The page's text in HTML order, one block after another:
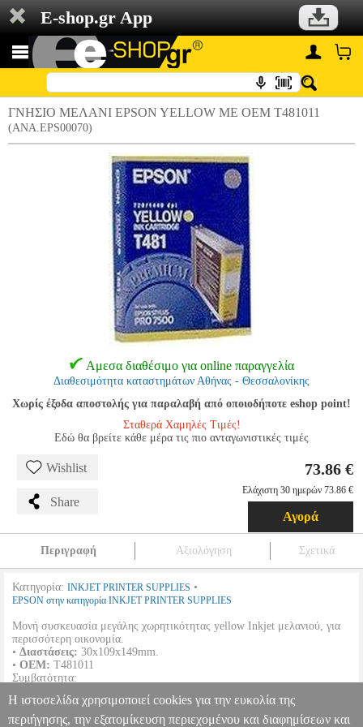
E-shop.gr App
ΓΝΗΣΙΟ ΜΕΛΑΝΙ EPSON YELLOW ΜΕ OEM T481011
(ANA.EPS00070)
Αμεσα διαθέσιμο για online παραγγελία
Διαθεσιμότητα καταστημάτων Αθήνας - Θεσσαλονίκης
Χωρίς έξοδα αποστολής για παραλαβή από οποιοδήποτε eshop point!
Σταθερά Χαμηλές Τιμές!
Εδώ θα βρείτε κάθε μέρα τις πιο ανταγωνιστικές τιμές
Wishlist
Share
73.86 €
Ελάχιστη 30 ημερών 73.86 €
Αγορά
Περιγραφή Αξιολόγηση Σχετικά
Κατηγορία: INKJET PRINTER SUPPLIES •
EPSON στην κατηγορία INKJET PRINTER SUPPLIES
Μονή συσκευασία μεγάλης χωρητικότητας yellow Inkjet μελανιού, για
περισσότερη οικονομία.
• Διαστάσεις: 30x109x149mm.
• OEM: T481011
Συμβατότητα:
EPSON
Stylus Pro 7500 |
Η ιστοσελίδα χρησιμοποιεί cookies για την ευκολία της
περιήγησης, την εξατομίκευση περιεχομένου και διαφημίσεων και